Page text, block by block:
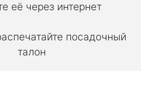
её через интернет
посадочный
талон